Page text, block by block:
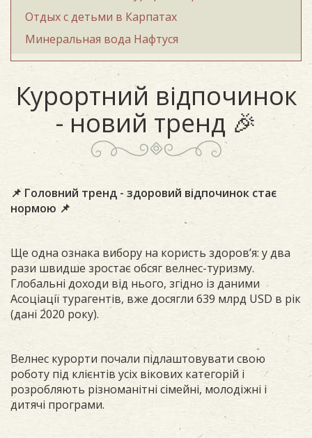
Отдых с детьми в Карпатах
Минеральная вода Нафтуся
Курортний відпочинок
- новий тренд 🎉
📌 Головний тренд - здоровий відпочинок стає
нормою 📌
Ще одна ознака вибору на користь здоров’я: у два
рази швидше зростає обсяг велнес-туризму.
Глобальні доходи від нього, згідно із даними
Асоціації турагентів, вже досягли 639 млрд USD в рік
(дані 2020 року).
Велнес курорти почали підлаштовувати свою
роботу під клієнтів усіх вікових категорій і
розробляють різноманітні сімейні, молодіжні і
дитячі програми.